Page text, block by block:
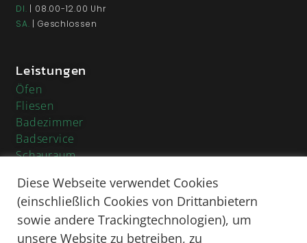
DI. | 08.00-12.00 Uhr
SA. | Geschlossen
Leistungen
Öfen
Fliesen
Badezimmer
Badservice
Schauraum
Über uns
Firmenchronik
Team
Diese Webseite verwendet Cookies
(einschließlich Cookies von Drittanbietern
sowie andere Trackingtechnologien), um
unsere Website zu betreiben, zu